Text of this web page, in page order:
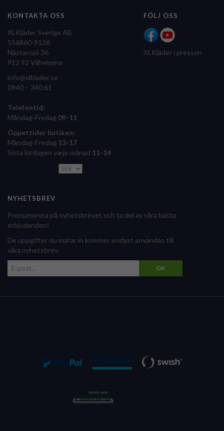
KONTAKTA OSS
XLKläder Sverige AB
556860-9126
Nästansjö 36
912 92 Vilhelmina
info@xlklader.se
0940 – 340 61
Telefontid:
Måndag-Fredag 09-11
Öppettider butiken:
Måndag-Fredag 13-17
Sista lördagen varje månad 11-14
FÖLJ OSS
XLKläder i pressen
NYHETSBREV
Prenumerera på nyhetsbrevet och ta del av våra bästa
erbjudanden!
De uppgifter du matar in kommer endast användas till
våra nyhetsbrev.
OK